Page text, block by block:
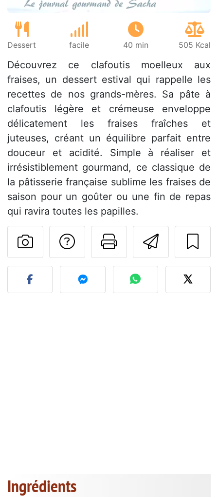
Dessert facile 40 min 505 Kcal
Découvrez ce clafoutis moelleux aux
fraises, un dessert estival qui rappelle les
recettes de nos grands-mères. Sa pâte à
clafoutis légère et crémeuse enveloppe
délicatement les fraises fraîches et
juteuses, créant un équilibre parfait entre
douceur et acidité. Simple à réaliser et
irrésistiblement gourmand, ce classique de
la pâtisserie française sublime les fraises de
saison pour un goûter ou une fin de repas
qui ravira toutes les papilles.
Imprimer
Poser une
Publier votre photo de
Ingrédients